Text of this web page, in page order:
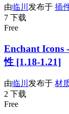
由临川 发布于 插
7 下载
Free
Enchant Icons
性 [1.18-1.21]
由临川 发布于 材
2 下载
Free